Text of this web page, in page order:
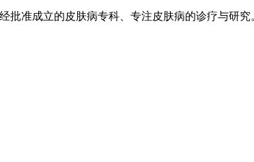
批准成立的皮肤病专科、专注皮肤病的诊疗与研